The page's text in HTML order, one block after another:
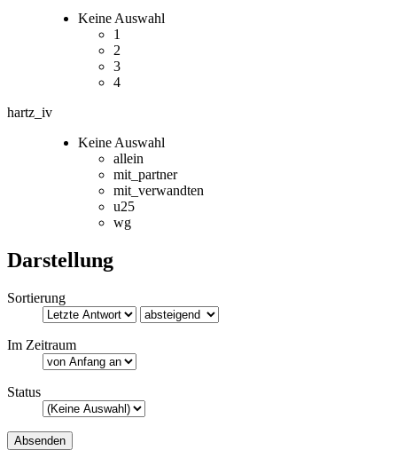
Keine Auswahl
1
2
3
4
hartz_iv
Keine Auswahl
allein
mit_partner
mit_verwandten
u25
wg
Darstellung
Sortierung
Im Zeitraum
Status